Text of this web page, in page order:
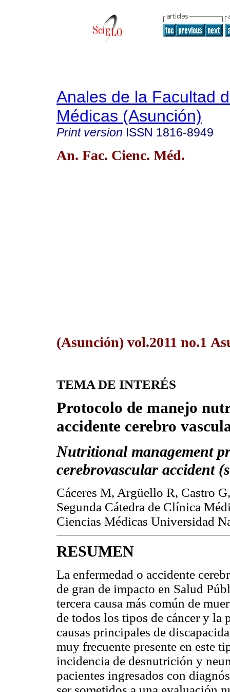
Anales de la Facultad
Médicas (Asunción)
Print version ISSN 1816-8949
An. Fac. Cienc. Méd.
(Asunción) vol.2011 no.1
TEMA DE INTERÉS
Protocolo de manejo
accidente cerebro
Nutritional management
cerebrovascular accident
Cáceres M, Argüello R, Castro
Segunda Cátedra de Clínica
Ciencias Médicas Universidad
RESUMEN
La enfermedad o accidente
de gran de impacto en Salud
tercera causa más común de
de todos los tipos de cáncer y la
causas principales de
muy frecuente presente en este
incidencia de desnutrición y
pacientes ingresados con